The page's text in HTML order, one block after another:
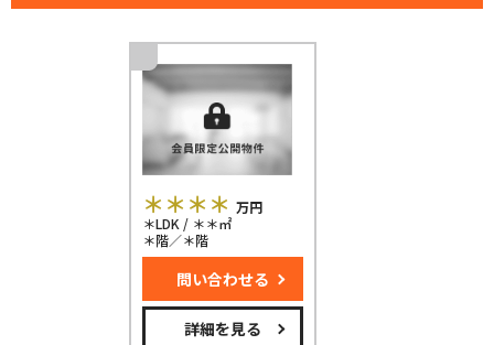
＊＊＊＊ 万円
＊LDK / ＊＊㎡
＊階／＊階
問い合わせる
詳細を見る